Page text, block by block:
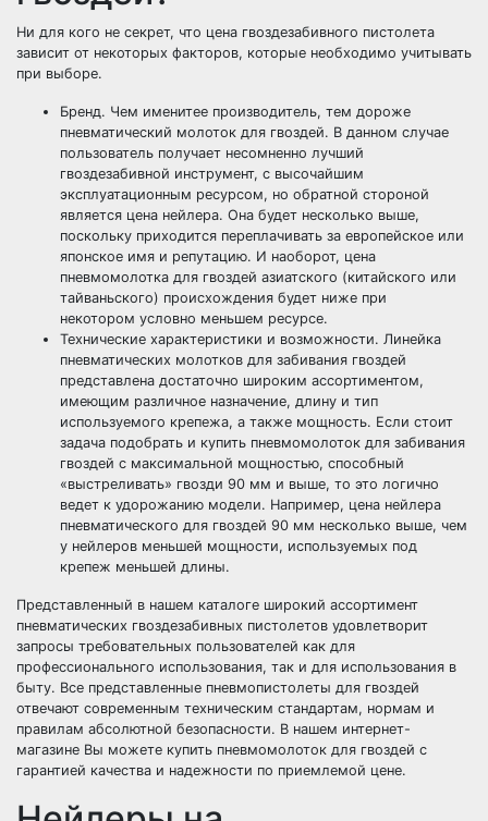
Ни для кого не секрет, что цена гвоздезабивного пистолета
зависит от некоторых факторов, которые необходимо учитывать
при выборе.
Бренд. Чем именитее производитель, тем дороже
пневматический молоток для гвоздей. В данном случае
пользователь получает несомненно лучший
гвоздезабивной инструмент, с высочайшим
эксплуатационным ресурсом, но обратной стороной
является цена нейлера. Она будет несколько выше,
поскольку приходится переплачивать за европейское или
японское имя и репутацию. И наоборот, цена
пневмомолотка для гвоздей азиатского (китайского или
тайваньского) происхождения будет ниже при
некотором условно меньшем ресурсе.
Технические характеристики и возможности. Линейка
пневматических молотков для забивания гвоздей
представлена достаточно широким ассортиментом,
имеющим различное назначение, длину и тип
используемого крепежа, а также мощность. Если стоит
задача подобрать и купить пневмомолоток для забивания
гвоздей с максимальной мощностью, способный
«выстреливать» гвозди 90 мм и выше, то это логично
ведет к удорожанию модели. Например, цена нейлера
пневматического для гвоздей 90 мм несколько выше, чем
у нейлеров меньшей мощности, используемых под
крепеж меньшей длины.
Представленный в нашем каталоге широкий ассортимент
пневматических гвоздезабивных пистолетов удовлетворит
запросы требовательных пользователей как для
профессионального использования, так и для использования в
быту. Все представленные пневмопистолеты для гвоздей
отвечают современным техническим стандартам, нормам и
правилам абсолютной безопасности. В нашем интернет-
магазине Вы можете купить пневмомолоток для гвоздей с
гарантией качества и надежности по приемлемой цене.